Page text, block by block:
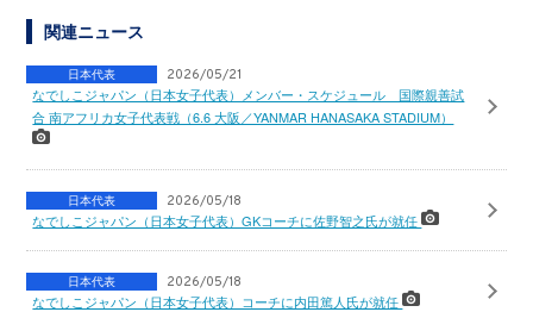
関連ニュース
日本代表 2026/05/21
なでしこジャパン（日本女子代表）メンバー・スケジュール 国際親善試
合 南アフリカ女子代表戦（6.6 大阪／YANMAR HANASAKA STADIUM）
日本代表 2026/05/18
なでしこジャパン（日本女子代表）GKコーチに佐野智之氏が就任
日本代表 2026/05/18
なでしこジャパン（日本女子代表）コーチに内田篤人氏が就任